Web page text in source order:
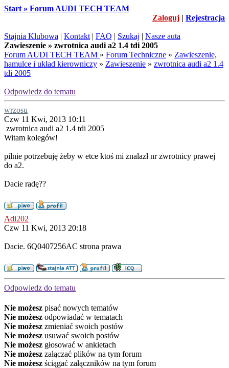
Start » Forum AUDI TECH TEAM
Zaloguj | Rejestracja
Stajnia Klubowa | Kontakt | FAQ | Szukaj | Nasze auta
Zawieszenie » zwrotnica audi a2 1.4 tdi 2005
Forum AUDI TECH TEAM » Forum Techniczne » Zawieszenie,
hamulce i układ kierowniczy » Zawieszenie » zwrotnica audi a2 1.4
tdi 2005
Odpowiedz do tematu
wrzosu
Czw 11 Kwi, 2013 10:11
zwrotnica audi a2 1.4 tdi 2005
Witam kolegów!
pilnie potrzebuję żeby w etce ktoś mi znalazł nr zwrotnicy prawej
do a2.
Dacie radę??
Adi202
Czw 11 Kwi, 2013 20:18
Dacie. 6Q0407256AC strona prawa
Odpowiedz do tematu
Nie możesz pisać nowych tematów
Nie możesz odpowiadać w tematach
Nie możesz zmieniać swoich postów
Nie możesz usuwać swoich postów
Nie możesz głosować w ankietach
Nie możesz załączać plików na tym forum
Nie możesz ściągać załączników na tym forum